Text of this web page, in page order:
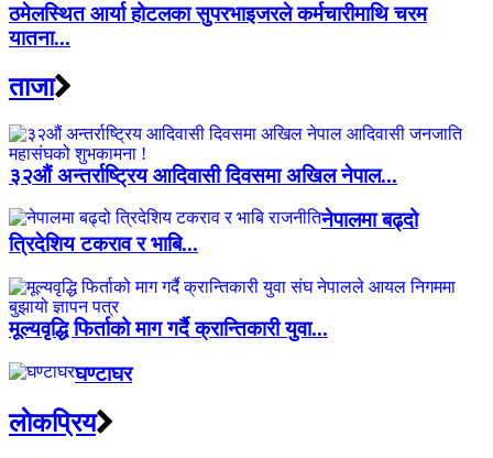
ठमेलस्थित आर्या होटलका सुपरभाइजरले कर्मचारीमाथि चरम
यातना...
ताजा
३२औं अन्तर्राष्ट्रिय आदिवासी दिवसमा अखिल नेपाल...
नेपालमा बढ्दो
त्रिदेशिय टकराव र भाबि...
मूल्यवृद्धि फिर्ताको माग गर्दै क्रान्तिकारी युवा...
घण्टाघर
लाेकप्रिय